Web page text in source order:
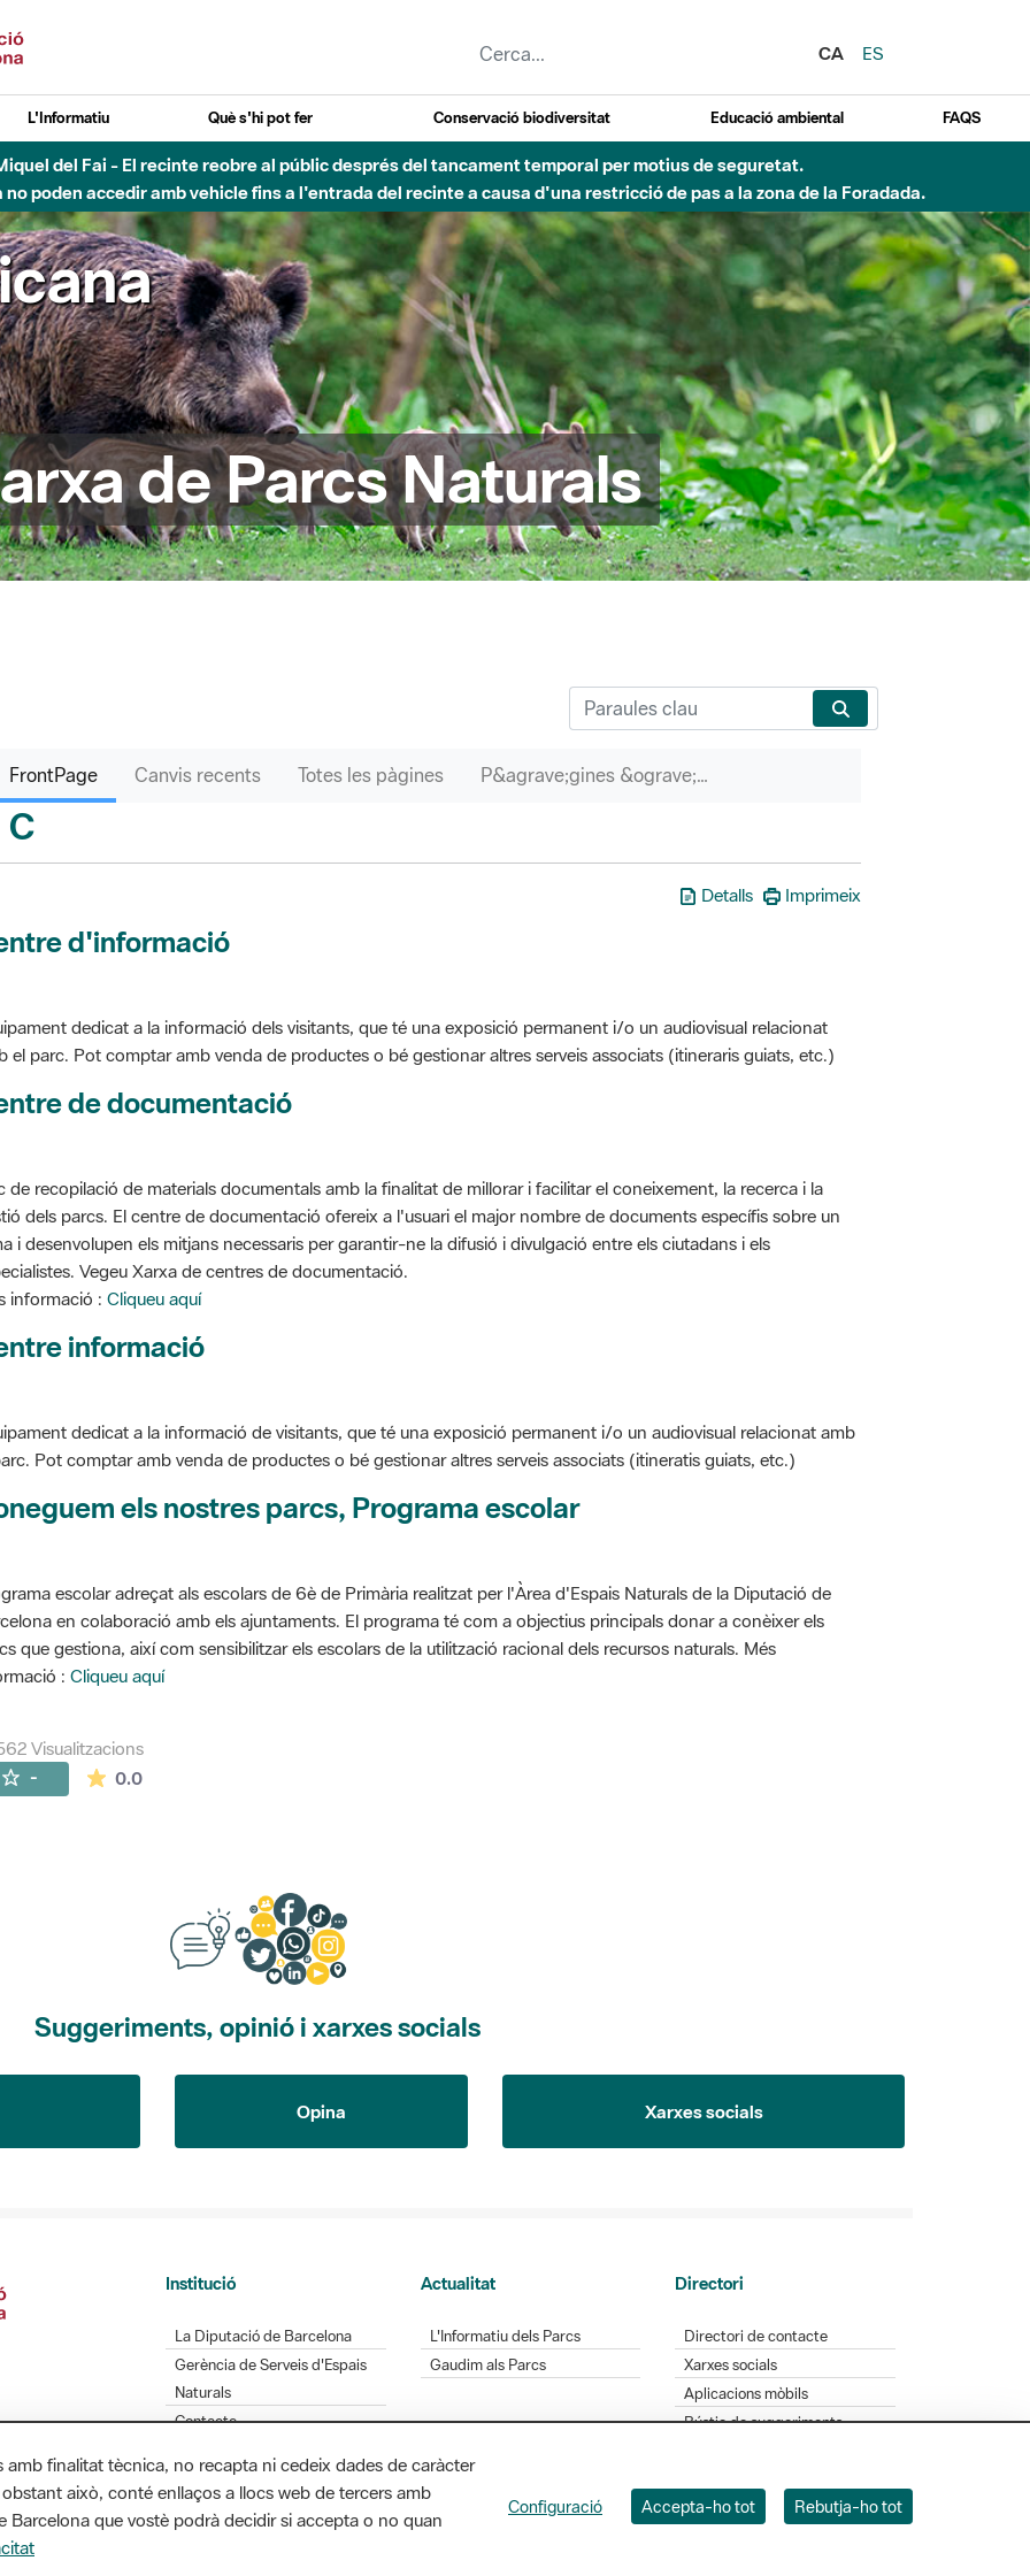
CA
ES
L'Informatiu Què s'hi pot fer Conservació biodiversitat Educació ambiental FAQS
Besòs - Activació de la Fase d'Alerta del Parc Fluvial del Besòs per pluges intenses.
Tancats els accessos al Parc.
de Parcs Naturals
FrontPage Canvis recents Totes les pàgines P&agrave;gines &ograve;rfenes
C
Detalls Imprimeix
d'informació
dedicat a la informació dels visitants, que té una exposició permanent i/o un audiovisual relacionat
el parc. Pot comptar amb venda de productes o bé gestionar altres serveis associats (itineraris guiats, etc.)
de documentació
de recopilació de materials documentals amb la finalitat de millorar i facilitar el coneixement, la recerca i la
dels parcs. El centre de documentació ofereix a l'usuari el major nombre de documents específis sobre un
i desenvolupen els mitjans necessaris per garantir-ne la difusió i divulgació entre els ciutadans i els
Vegeu Xarxa de centres de documentació.
informació : Cliqueu aquí
informació
dedicat a la informació de visitants, que té una exposició permanent i/o un audiovisual relacionat amb
Pot comptar amb venda de productes o bé gestionar altres serveis associats (itineratis guiats, etc.)
els nostres parcs, Programa escolar
escolar adreçat als escolars de 6è de Primària realitzat per l'Àrea d'Espais Naturals de la Diputació de
en colaboració amb els ajuntaments. El programa té com a objectius principals donar a conèixer els
que gestiona, així com sensibilitzar els escolars de la utilització racional dels recursos naturals. Més
: Cliqueu aquí
Visualitzacions
- 0.0La mitjana de les valoracions és de 0 estrelles de 5.
Suggeriments, opinió i xarxes socials
Opina Xarxes socials
Institució
La Diputació de Barcelona
Gerència de Serveis d'Espais
Naturals
Contacte
Actualitat
L'Informatiu dels Parcs
Gaudim als Parcs
Directori
Directori de contacte
Xarxes socials
Aplicacions mòbils
Bústia de suggeriments
Diputació de Barcelona. Edifici Llacuna, 1a planta. Badajoz, 49. 08005 Barcelona. Tel. 934 022 428
finalitat tècnica, no recapta ni cedeix dades de caràcter
això, conté enllaços a llocs web de tercers amb
Barcelona que vostè podrà decidir si accepta o no quan
Configuració Accepta-ho tot Rebutja-ho tot